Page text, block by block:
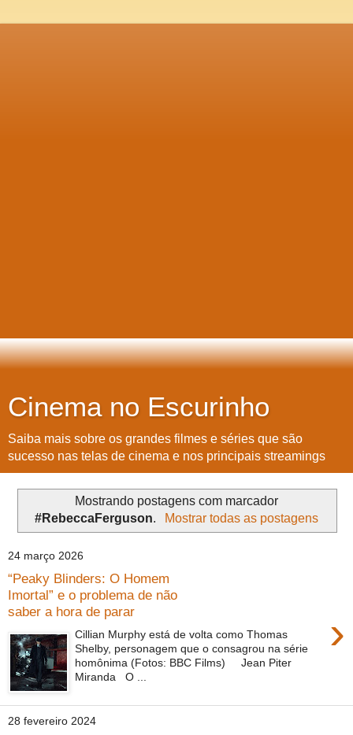
Cinema no Escurinho
Saiba mais sobre os grandes filmes e séries que são
sucesso nas telas de cinema e nos principais streamings
Mostrando postagens com marcador
#RebeccaFerguson. Mostrar todas as postagens
24 março 2026
“Peaky Blinders: O Homem
Imortal” e o problema de não
saber a hora de parar
›
Cillian Murphy está de volta como Thomas
Shelby, personagem que o consagrou na série
homônima (Fotos: BBC Films) Jean Piter
Miranda O ...
28 fevereiro 2024